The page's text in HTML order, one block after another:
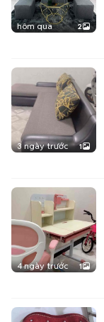
hôm qua 2
3 ngày trước 1
4 ngày trước 1